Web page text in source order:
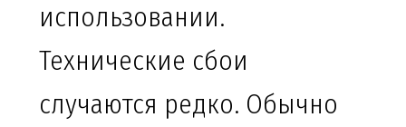
использовании.
Технические сбои
случаются редко. Обычно